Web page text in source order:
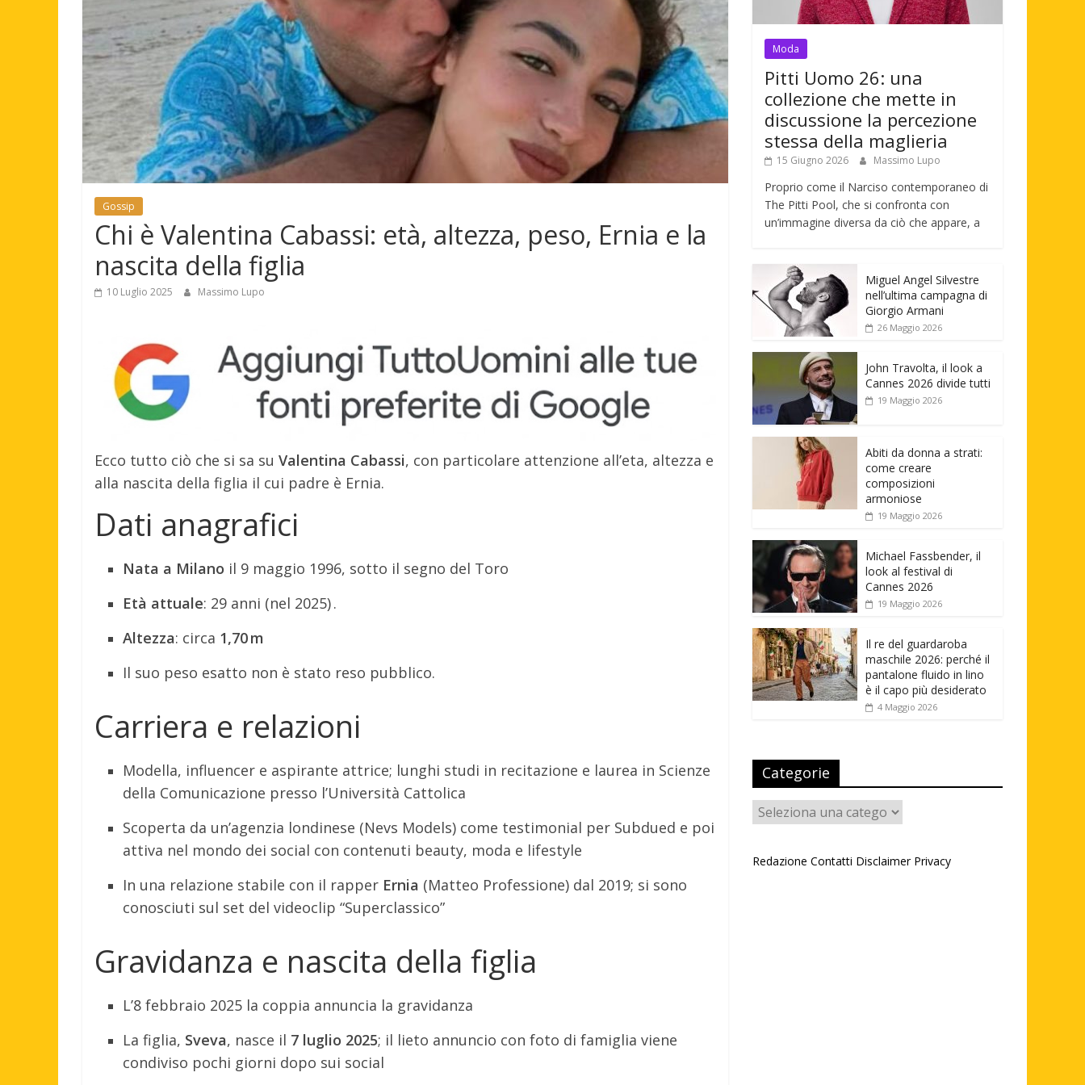
Gossip
Chi è Valentina Cabassi: età, altezza, peso, Ernia e la
nascita della figlia
10 Luglio 2025 Massimo Lupo
Ecco tutto ciò che si sa su Valentina Cabassi, con particolare attenzione all’eta, altezza e
alla nascita della figlia il cui padre è Ernia.
Dati anagrafici
Nata a Milano il 9 maggio 1996, sotto il segno del Toro
Età attuale: 29 anni (nel 2025).
Altezza: circa 1,70 m
Il suo peso esatto non è stato reso pubblico.
Carriera e relazioni
Modella, influencer e aspirante attrice; lunghi studi in recitazione e laurea in Scienze
della Comunicazione presso l’Università Cattolica
Scoperta da un’agenzia londinese (Nevs Models) come testimonial per Subdued e poi
attiva nel mondo dei social con contenuti beauty, moda e lifestyle
In una relazione stabile con il rapper Ernia (Matteo Professione) dal 2019; si sono
conosciuti sul set del videoclip “Superclassico”
Gravidanza e nascita della figlia
L’8 febbraio 2025 la coppia annuncia la gravidanza
La figlia, Sveva, nasce il 7 luglio 2025; il lieto annuncio con foto di famiglia viene
condiviso pochi giorni dopo sui social
Moda
Pitti Uomo 26: una
collezione che mette in
discussione la percezione
stessa della maglieria
15 Giugno 2026 Massimo Lupo
Proprio come il Narciso contemporaneo di
The Pitti Pool, che si confronta con
un’immagine diversa da ciò che appare, a
Miguel Angel Silvestre
nell’ultima campagna di
Giorgio Armani
26 Maggio 2026
John Travolta, il look a
Cannes 2026 divide tutti
19 Maggio 2026
Abiti da donna a strati:
come creare
composizioni
armoniose
19 Maggio 2026
Michael Fassbender, il
look al festival di
Cannes 2026
19 Maggio 2026
Il re del guardaroba
maschile 2026: perché il
pantalone fluido in lino
è il capo più desiderato
4 Maggio 2026
Categorie
Categorie
Redazione Contatti Disclaimer Privacy